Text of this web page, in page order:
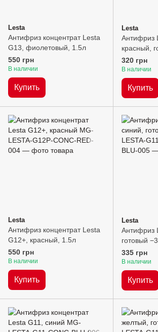
Lesta
Антифриз концентрат Lesta
G13, фиолетовый, 1.5л
550 грн
В наличии
Купить
Lesta
Антифриз
красный,
320 грн
В наличии
Купить
Lesta
Антифриз концентрат Lesta
G12+, красный, 1.5л
550 грн
В наличии
Купить
Lesta
Антифриз
готовый
335 грн
В наличии
Купить